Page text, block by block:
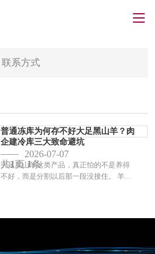
联系方式
普通冻库为何存不好大足黑山羊？肉
企建冷库三大致命避坑
2026-07-07
大足黑山羊这类产品，真正怕的不是养得
不好，而是分割以后那一段没接住。 羊肉
共1页1条